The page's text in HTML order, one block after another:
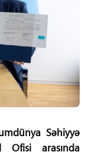
Səhiyyə
Ofisi arasında